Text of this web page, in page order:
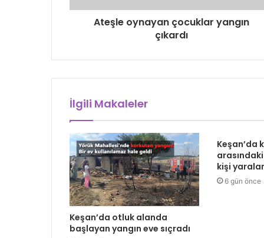
Ateşle oynayan çocuklar yangın
çıkardı
İlgili Makaleler
Keşan’da otluk alanda
başlayan yangın eve sıçradı
Keşan’da
kişi
6 gün önce